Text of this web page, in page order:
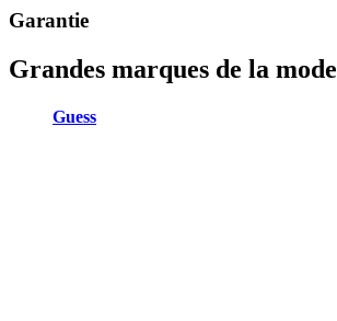
Garantie
Grandes marques de la mode
Guess